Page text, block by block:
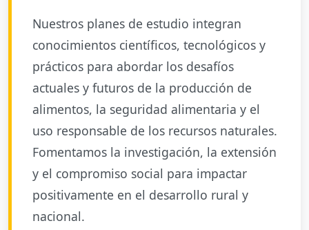
Nuestros planes de estudio integran
conocimientos científicos, tecnológicos y
prácticos para abordar los desafíos
actuales y futuros de la producción de
alimentos, la seguridad alimentaria y el
uso responsable de los recursos naturales.
Fomentamos la investigación, la extensión
y el compromiso social para impactar
positivamente en el desarrollo rural y
nacional.